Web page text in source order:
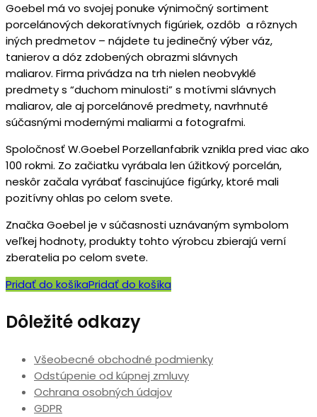
Goebel má vo svojej ponuke výnimočný sortiment
porcelánových dekoratívnych figúriek, ozdôb a rôznych
iných predmetov – nájdete tu jedinečný výber váz,
tanierov a dóz zdobených obrazmi slávnych
maliarov. Firma privádza na trh nielen neobvyklé
predmety s “duchom minulosti” s motívmi slávnych
maliarov, ale aj porcelánové predmety, navrhnuté
súčasnými modernými maliarmi a fotografmi.
Spoločnosť W.Goebel Porzellanfabrik vznikla pred viac ako
100 rokmi. Zo začiatku vyrábala len úžitkový porcelán,
neskôr začala vyrábať fascinujúce figúrky, ktoré mali
pozitívny ohlas po celom svete.
Značka Goebel je v súčasnosti uznávaným symbolom
veľkej hodnoty, produkty tohto výrobcu zbierajú verní
zberatelia po celom svete.
Pridať do košíkaPridať do košíka
Dôležité odkazy
Všeobecné obchodné podmienky
Odstúpenie od kúpnej zmluvy
Ochrana osobných údajov
GDPR